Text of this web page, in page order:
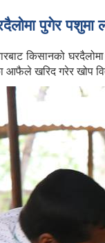
पुगेर
किसानको
आफैले खरिद गरेर खोप